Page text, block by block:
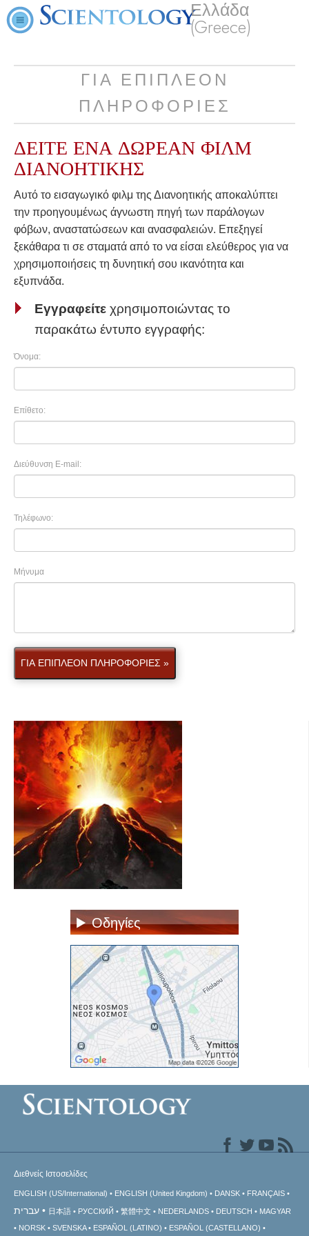
Ελλάδα
(Greece)
ΓΙΑ ΕΠΙΠΛΕΟΝ
ΠΛΗΡΟΦΟΡΙΕΣ
ΔΕΙΤΕ ΕΝΑ ΔΩΡΕΑΝΦΙΛΜ
ΔΙΑΝΟΗΤΙΚΗΣ
Αυτό το εισαγωγικό φιλμ της Διανοητικής αποκαλύπτει
την προηγουμένως άγνωστη πηγή των παράλογων
φόβων, αναστατώσεων και ανασφαλειών. Επεξηγεί
ξεκάθαρα τι σε σταματά από το να είσαι ελεύθερος για να
χρησιμοποιήσεις τη δυνητική σου ικανότητα και
εξυπνάδα.
Εγγραφείτε χρησιμοποιώντας το
παρακάτω έντυπο εγγραφής:
Όνομα:
Επίθετο:
Διεύθυνση E-mail:
Τηλέφωνο:
Μήνυμα
ΓΙΑ ΕΠΙΠΛΕΟΝ ΠΛΗΡΟΦΟΡΙΕΣ »
Οδηγίες
Διεθνείς Ιστοσελίδες
ENGLISH (US/International) ENGLISH (United Kingdom) DANSK FRANÇAIS
עברית 日本語 РУССКИЙ 繁體中文 NEDERLANDS DEUTSCH
MAGYAR
NORSK
SVENSKA ESPAÑOL (LATINO) ESPAÑOL (CASTELLANO)